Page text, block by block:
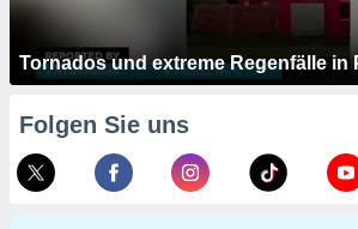
Tornados und extreme Regenfälle in
Folgen Sie uns